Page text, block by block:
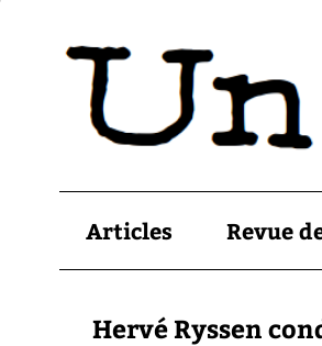
Articles Revue
Hervé Ryssen